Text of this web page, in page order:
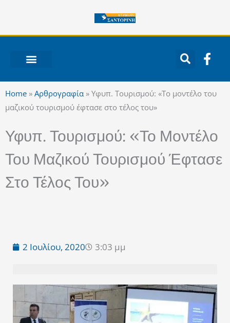
περιεχόμενο
F
a
e
b
k
f
Home » Αρθρογραφία » Υφυπ. Τουρισμού: «Το μοντέλο του
μαζικού τουρισμού έφτασε στο τέλος του»
Υφυπ. Τουρισμού: «Το Μοντέλο
Του Μαζικού Τουρισμού Έφτασε
Στο Τέλος Του»
2 Ιουλίου, 2020 3:03 μμ